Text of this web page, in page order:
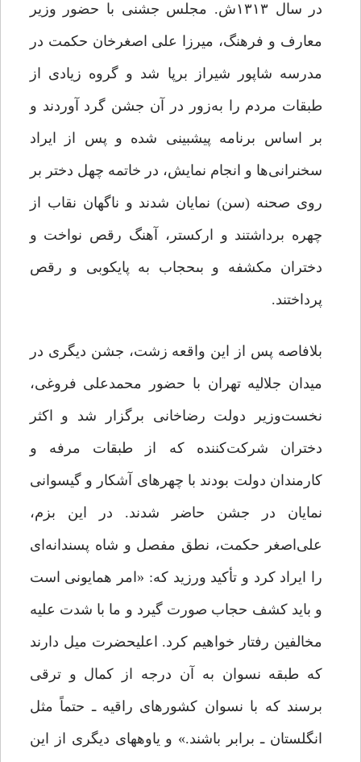
در سال ۱۳۱۳ش. مجلس جشنى با حضور وزیر
معارف و فرهنگ، میرزا على اصغرخان حکمت در
مدرسه شاپور شیراز برپا شد و گروه زیادى از
طبقات مردم را به‌زور در آن جشن گرد آوردند و
بر اساس برنامه پیش‏بینى شده و پس از ایراد
سخنرانی‌ها و انجام نمایش، در خاتمه چهل دختر بر
روى صحنه (سن) نمایان شدند و ناگهان نقاب از
چهره برداشتند و ارکستر، آهنگ رقص نواخت و
دختران مکشفه و بى‏حجاب به پایکوبى و رقص
پرداختند.
بلافاصه پس از این واقعه زشت، جشن دیگرى در
میدان جلالیه تهران با حضور محمدعلی فروغى،
نخست‌وزیر دولت رضاخانى برگزار شد و اکثر
دختران شرکت‌کننده که از طبقات مرفه و
کارمندان دولت بودند با چهره‏اى آشکار و گیسوانى
نمایان در جشن حاضر شدند. در این بزم،
على‌اصغر حکمت، نطق مفصل و شاه پسندانه‌اى
را ایراد کرد و تأکید ورزید که: «امر همایونى است
و باید کشف حجاب صورت گیرد و ما با شدت علیه
مخالفین رفتار خواهیم کرد. اعلیحضرت میل دارند
که طبقه نسوان به آن درجه از کمال و ترقى
برسند که با نسوان کشورهاى راقیه ـ حتماً مثل
انگلستان ـ برابر باشند.» و یاوه‏هاى دیگری از این